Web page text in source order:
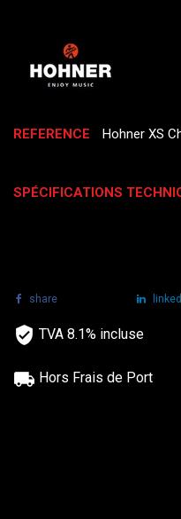
REFERENCE Hohner XS
SPÉCIFICATIONS
share
TVA 8.1% incluse
Hors Frais de Port